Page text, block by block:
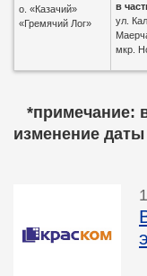
о. «Казачий»
«Гремячий Лог»
в
ул.
мкр.
*примечание:
изменение даты